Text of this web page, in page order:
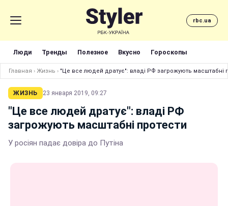
rbc.ua
Люди Тренды Полезное Вкусно Гороскопы
Главная › Жизнь › "Це все людей дратує": владі РФ загрожують масштабні
ЖИЗНЬ 23 января 2019, 09:27
"Це все людей дратує": владі РФ
загрожують масштабні протести
У росіян падає довіра до Путіна